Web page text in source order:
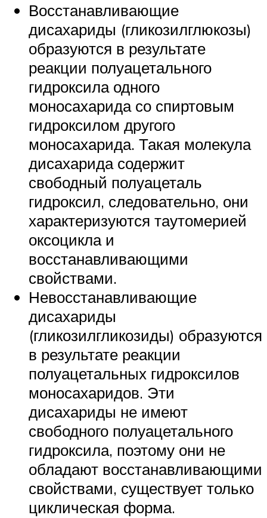
Восстанавливающие
дисахариды (гликозилглюкозы)
образуются в результате
реакции полуацетального
гидроксила одного
моносахарида со спиртовым
гидроксилом другого
моносахарида. Такая молекула
дисахарида содержит
свободный полуацеталь
гидроксил, следовательно, они
характеризуются таутомерией
оксоцикла и
восстанавливающими
свойствами.
Невосстанавливающие
дисахариды
(гликозилгликозиды) образуются
в результате реакции
полуацетальных гидроксилов
моносахаридов. Эти
дисахариды не имеют
свободного полуацетального
гидроксила, поэтому они не
обладают восстанавливающими
свойствами, существует только
циклическая форма.